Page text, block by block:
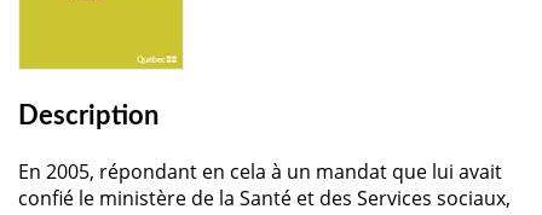
Description
En 2005, répondant en cela à un mandat que lui avait
confié le ministère de la Santé et des Services sociaux,